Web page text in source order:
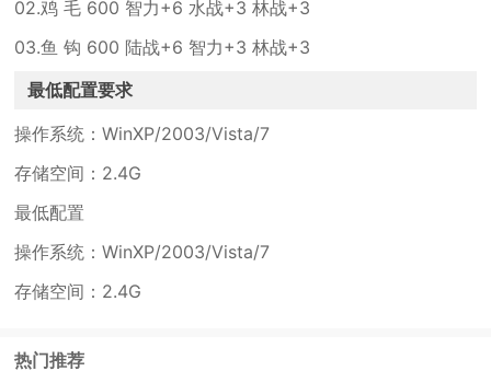
02.鸡 毛 600 智力+6 水战+3 林战+3
03.鱼 钩 600 陆战+6 智力+3 林战+3
最低配置要求
操作系统：WinXP/2003/Vista/7
存储空间：2.4G
最低配置
操作系统：WinXP/2003/Vista/7
存储空间：2.4G
热门推荐